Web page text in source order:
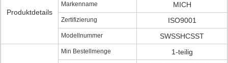
Produktdetails
Markenname MICH
Zertifizierung ISO9001
Modellnummer SWSSHCSST
Min Bestellmenge 1-teilig